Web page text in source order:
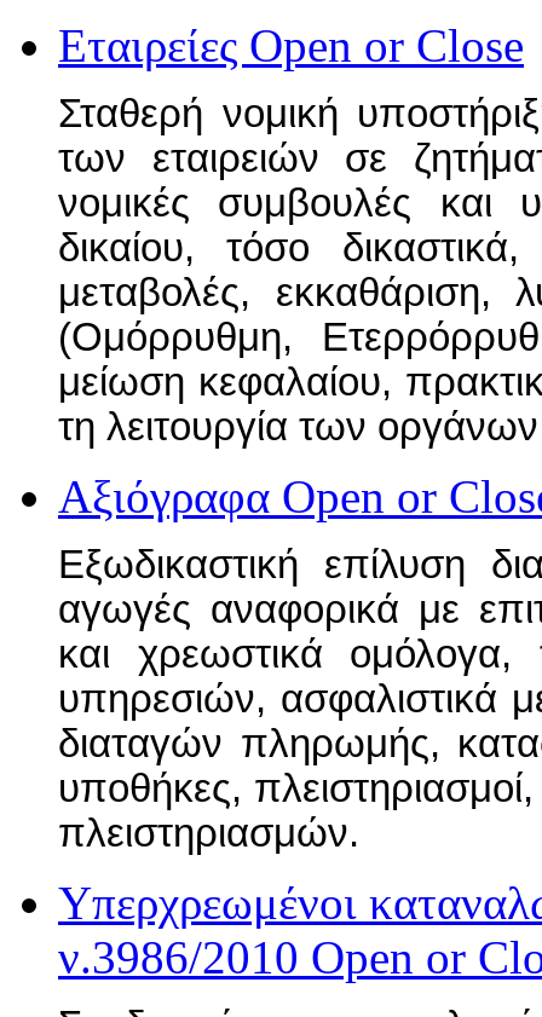
Εταιρείες Open or Close
Σταθερή νομική
των εταιρειών σε
νομικές συμβουλές
δικαίου, τόσο
μεταβολές,
(Ομόρρυθμη,
μείωση κεφαλαίου,
τη λειτουργία των
Αξιόγραφα Open or
Εξωδικαστική επίλυση
αγωγές αναφορικά με
και χρεωστικά ομόλογα,
υπηρεσιών, ασφαλιστικά
διαταγών πληρωμής,
υποθήκες,
πλειστηριασμών.
Υπερχρεωμένοι
ν.3986/2010 Open or